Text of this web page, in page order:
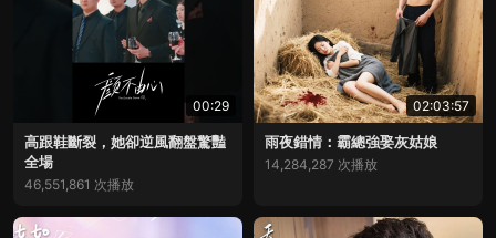
00:29
高跟鞋斷裂，她卻逆風翻盤驚豔
全場
46,551,861 次播放
02:03:57
雨夜錯情：霸總強娶灰姑娘
14,284,287 次播放